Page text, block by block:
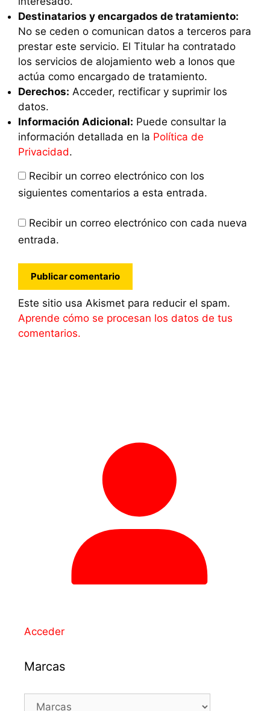
Destinatarios y encargados de tratamiento:
No se ceden o comunican datos a terceros para
prestar este servicio. El Titular ha contratado
los servicios de alojamiento web a Ionos que
actúa como encargado de tratamiento.
Derechos: Acceder, rectificar y suprimir los
datos.
Información Adicional: Puede consultar la
información detallada en la Política de
Privacidad.
Recibir un correo electrónico con los
siguientes comentarios a esta entrada.
Recibir un correo electrónico con cada nueva
entrada.
Este sitio usa Akismet para reducir el spam.
Aprende cómo se procesan los datos de tus
comentarios.
Acceder
Marcas